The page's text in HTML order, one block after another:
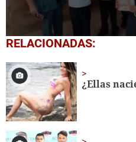
0
seconds
1
minute,
56
seconds
RELACIONADAS:
¿Ellas